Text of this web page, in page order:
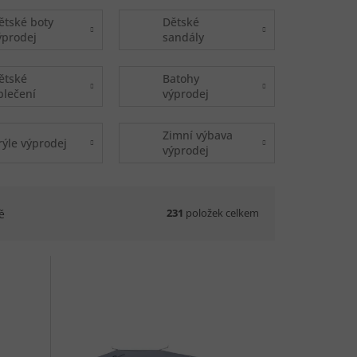
boty
Dětské
sandály
Batohy
výprodej
výprodej
Zimní výbava
výprodej
231 položek celkem